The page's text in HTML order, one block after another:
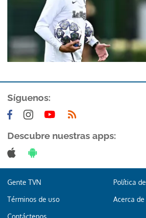
Síguenos:
Descubre nuestras apps:
Gente TVN Política
Términos de uso Acerca de